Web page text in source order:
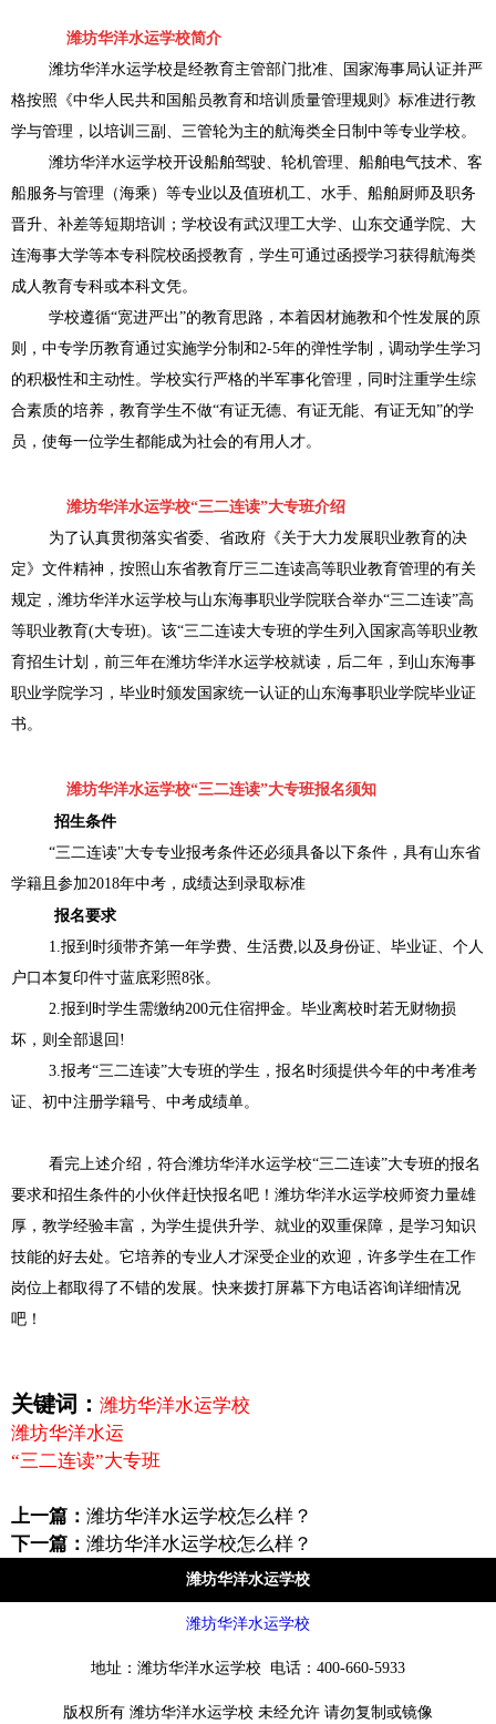
潍坊华洋水运学校简介
潍坊华洋水运学校是经教育主管部门批准、国家海事局认证并严
格按照《中华人民共和国船员教育和培训质量管理规则》标准进行教
学与管理，以培训三副、三管轮为主的航海类全日制中等专业学校。
潍坊华洋水运学校开设船舶驾驶、轮机管理、船舶电气技术、客
船服务与管理（海乘）等专业以及值班机工、水手、船舶厨师及职务
晋升、补差等短期培训；学校设有武汉理工大学、山东交通学院、大
连海事大学等本专科院校函授教育，学生可通过函授学习获得航海类
成人教育专科或本科文凭。
学校遵循“宽进严出”的教育思路，本着因材施教和个性发展的原
则，中专学历教育通过实施学分制和2-5年的弹性学制，调动学生学习
的积极性和主动性。学校实行严格的半军事化管理，同时注重学生综
合素质的培养，教育学生不做“有证无德、有证无能、有证无知”的学
员，使每一位学生都能成为社会的有用人才。
潍坊华洋水运学校“三二连读”大专班介绍
为了认真贯彻落实省委、省政府《关于大力发展职业教育的决
定》文件精神，按照山东省教育厅三二连读高等职业教育管理的有关
规定，潍坊华洋水运学校与山东海事职业学院联合举办“三二连读”高
等职业教育(大专班)。该“三二连读大专班的学生列入国家高等职业教
育招生计划，前三年在潍坊华洋水运学校就读，后二年，到山东海事
职业学院学习，毕业时颁发国家统一认证的山东海事职业学院毕业证
书。
潍坊华洋水运学校“三二连读”大专班报名须知
招生条件
“三二连读"大专专业报考条件还必须具备以下条件，具有山东省
学籍且参加2018年中考，成绩达到录取标准
报名要求
1.报到时须带齐第一年学费、生活费,以及身份证、毕业证、个人
户口本复印件寸蓝底彩照8张。
2.报到时学生需缴纳200元住宿押金。毕业离校时若无财物损
坏，则全部退回!
3.报考“三二连读”大专班的学生，报名时须提供今年的中考准考
证、初中注册学籍号、中考成绩单。
看完上述介绍，符合潍坊华洋水运学校“三二连读”大专班的报名
要求和招生条件的小伙伴赶快报名吧！潍坊华洋水运学校师资力量雄
厚，教学经验丰富，为学生提供升学、就业的双重保障，是学习知识
技能的好去处。它培养的专业人才深受企业的欢迎，许多学生在工作
岗位上都取得了不错的发展。快来拨打屏幕下方电话咨询详细情况
吧！
关键词： 潍坊华洋水运学校
潍坊华洋水运
“三二连读”大专班
上一篇： 潍坊华洋水运学校怎么样？
下一篇： 潍坊华洋水运学校怎么样？
潍坊华洋水运学校
潍坊华洋水运学校
地址：潍坊华洋水运学校 电话：400-660-5933
版权所有 潍坊华洋水运学校 未经允许 请勿复制或镜像